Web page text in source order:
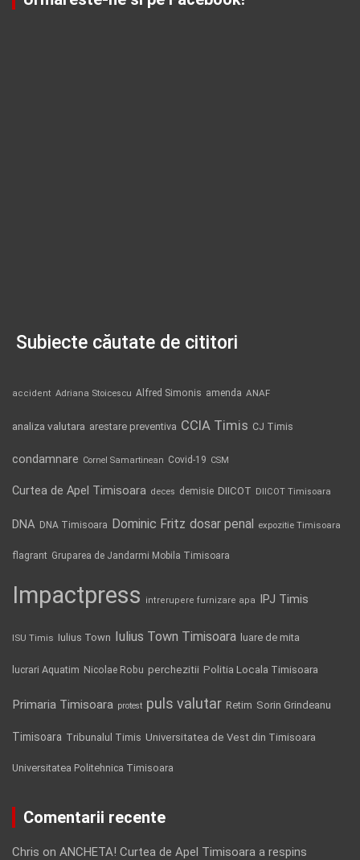
Subiecte căutate de cititori
accident Adriana Stoicescu Alfred Simonis amenda ANAF
analiza valutara arestare preventiva CCIA Timis CJ Timis
condamnare Cornel Samartinean Covid-19 CSM
Curtea de Apel Timisoara deces demisie DIICOT DIICOT Timisoara
DNA DNA Timisoara Dominic Fritz dosar penal expozitie Timisoara
flagrant Gruparea de Jandarmi Mobila Timisoara
Impactpress intrerupere furnizare apa IPJ Timis
ISU Timis Iulius Town Iulius Town Timisoara luare de mita
lucrari Aquatim Nicolae Robu perchezitii Politia Locala Timisoara
Primaria Timisoara protest puls valutar Retim Sorin Grindeanu
Timisoara Tribunalul Timis Universitatea de Vest din Timisoara
Universitatea Politehnica Timisoara
Comentarii recente
Chris on ANCHETA! Curtea de Apel Timisoara a respins